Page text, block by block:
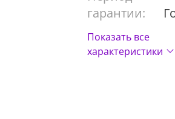
гарантии:
Показать все
характеристики